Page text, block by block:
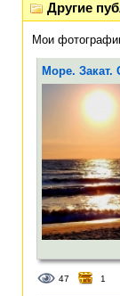
Другие
Мои
Море. Закат.
47 1